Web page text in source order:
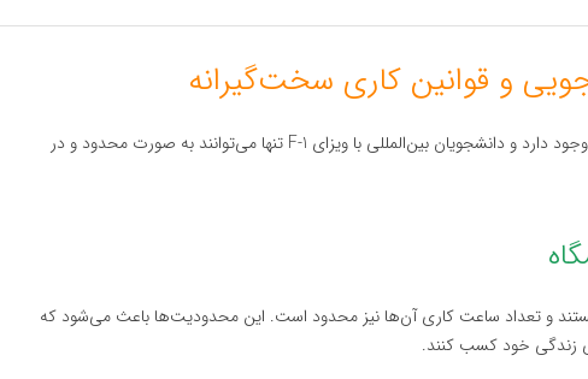
وجود دارد و دانشجویان بین‌المللی با ویزای F-1 تنها می‌توانند به صورت محدود و در
هستند و تعداد ساعت کاری آن‌ها نیز محدود است. این محدودیت‌ها باعث می‌شود که
زندگی خود کسب کنند.